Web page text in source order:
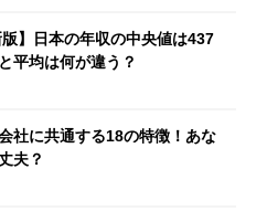
版】日本の年収の中央値は437
平均は何が違う？
社に共通する18の特徴！あな
夫？